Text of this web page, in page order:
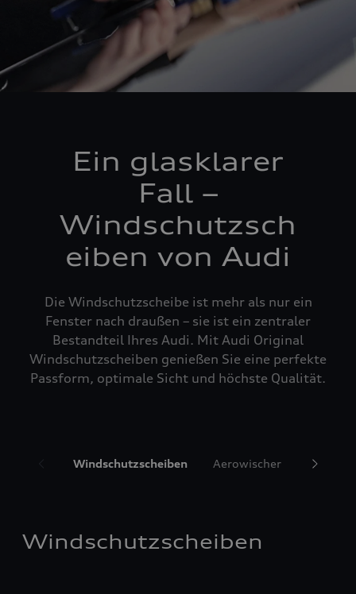
Ein glasklarer
Fall –
Windschutzsch
eiben von Audi
Die Windschutzscheibe ist mehr als nur ein
Fenster nach draußen – sie ist ein zentraler
Bestandteil Ihres Audi. Mit Audi Original
Windschutzscheiben genießen Sie eine perfekte
Passform, optimale Sicht und höchste Qualität.
Windschutzscheiben Aerowischer
Windschutzscheiben